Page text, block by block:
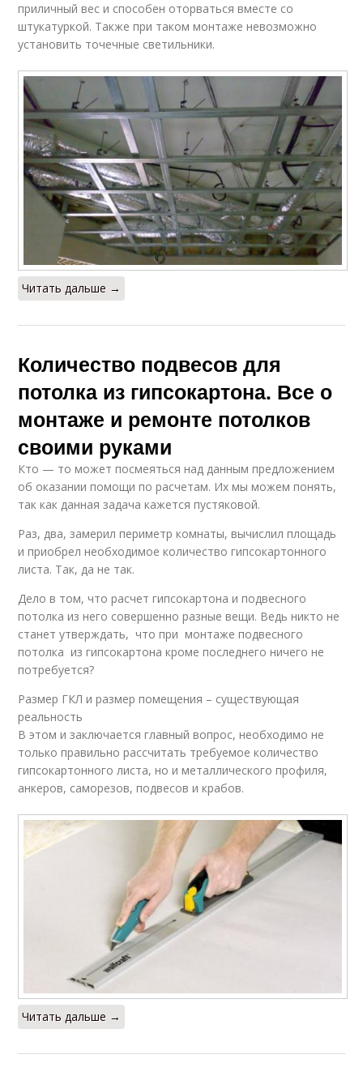
Гипсокартон к стене
Профиль для
гипсокартона
Профиль для потолка
Шов для потолка Шов на потолке
Одноуровневый
Потолок из гипрока
Натяжной потолок
гипсокартона
Соединители для
гипсокартона
Потолок на подвесах
приличный вес и способен оторваться вместе со
штукатуркой. Также при таком монтаже невозможно
установить точечные светильники.
Читать дальше →
Количество подвесов для
потолка из гипсокартона. Все о
монтаже и ремонте потолков
своими руками
Кто — то может посмеяться над данным предложением
об оказании помощи по расчетам. Их мы можем понять,
так как данная задача кажется пустяковой.
Раз, два, замерил периметр комнаты, вычислил площадь
и приобрел необходимое количество гипсокартонного
листа. Так, да не так.
Дело в том, что расчет гипсокартона и подвесного
потолка из него совершенно разные вещи. Ведь никто не
станет утверждать, что при монтаже подвесного
потолка из гипсокартона кроме последнего ничего не
потребуется?
Размер ГКЛ и размер помещения – существующая
реальность
В этом и заключается главный вопрос, необходимо не
только правильно рассчитать требуемое количество
гипсокартонного листа, но и металлического профиля,
анкеров, саморезов, подвесов и крабов.
Читать дальше →